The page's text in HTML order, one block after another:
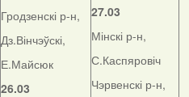
Гродзенскі р-н,
Дз.Вінчэўскі,
Е.Майсюк
26.03
27.03
Мінскі р-н,
С.Каспяровіч
Чэрвенскі р-н,